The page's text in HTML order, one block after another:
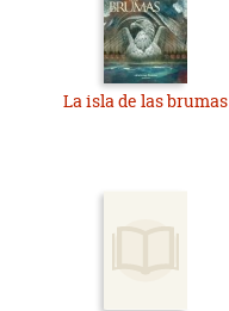
La isla de las brumas